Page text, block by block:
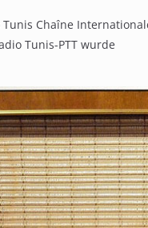
Chaîne
Tunis-PTT wurde